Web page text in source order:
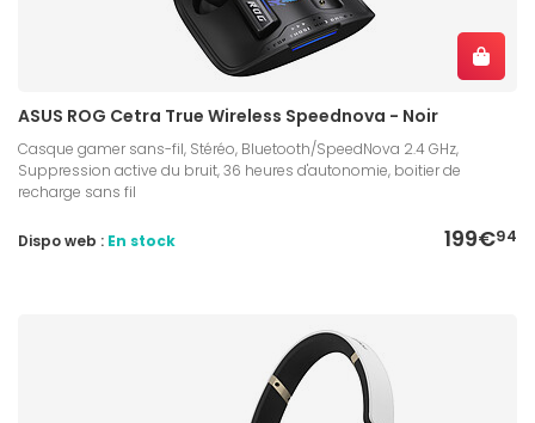
ASUS ROG Cetra True Wireless Speednova - Noir
Casque gamer sans-fil, Stéréo, Bluetooth/SpeedNova 2.4 GHz,
Suppression active du bruit, 36 heures d'autonomie, boitier de
recharge sans fil
199€94
Dispo web : En stock